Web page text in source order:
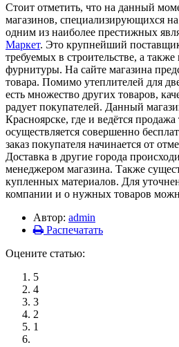
Стоит отметить, что на данный
магазинов, специализирующихся
одним из наиболее престижных
Маркет. Это крупнейший
требуемых в строительстве, а
фурнитуры. На сайте магазина
товара. Помимо утеплителей для
есть множество других товаров,
радует покупателей. Данный
Красноярске, где и ведётся
осуществляется совершенно
заказ покупателя начинается от
Доставка в другие города
менеджером магазина. Также
купленных материалов. Для
компании и о нужных товаров
Автор: admin
Распечатать
Оцените статью:
5
4
3
2
1